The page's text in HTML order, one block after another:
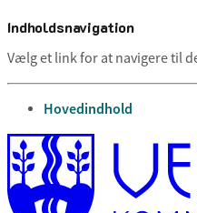
Indholdsnavigation
Vælg et link for at navigere til
gå til
Hovedindhold